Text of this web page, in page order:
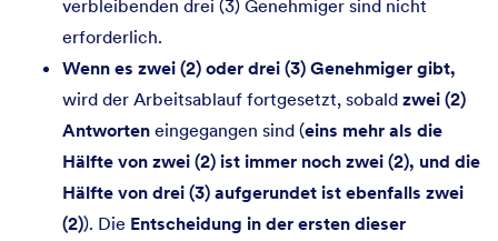
verbleibenden drei (3) Genehmiger sind nicht
erforderlich.
Wenn es zwei (2) oder drei (3) Genehmiger gibt,
wird der Arbeitsablauf fortgesetzt, sobald zwei (2)
Antworten eingegangen sind (eins mehr als die
Hälfte von zwei (2) ist immer noch zwei (2), und die
Hälfte von drei (3) aufgerundet ist ebenfalls zwei
(2)). Die Entscheidung in der ersten dieser